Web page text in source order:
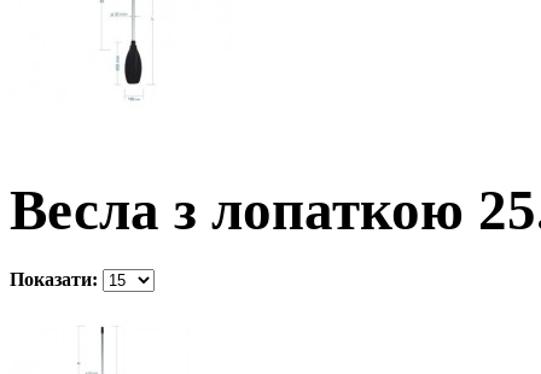
Весла з лопаткою
Показати: